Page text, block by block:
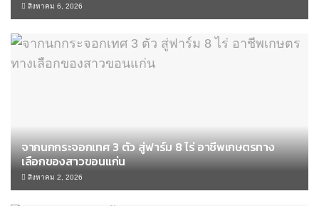
สิงหาคม 6, 2026
จากนกกระจอกเทศ 3 ตัว สู่ฟาร์ม 8 ไร่ อาชีพเกษตรทาง
เลือกของสาวขอนแก่น
สิงหาคม 2, 2026